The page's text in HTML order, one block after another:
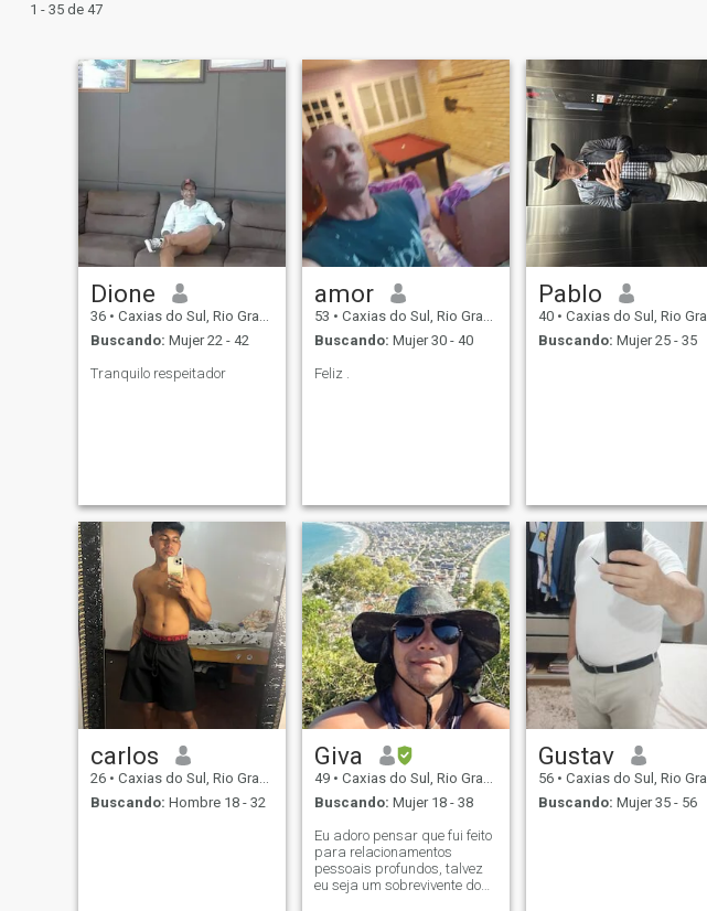
1 - 35 de 47
Dione
36 • Caxias do Sul, Rio Grande do Sul, Brasil
Buscando: Mujer 22 - 42
Tranquilo respeitador
amor
53 • Caxias do Sul, Rio Grande do Sul, Brasil
Buscando: Mujer 30 - 40
Feliz .
Pablo
40 • Caxias do Sul, Rio Grande do Sul, Brasil
Buscando: Mujer 25 - 35
carlos
26 • Caxias do Sul, Rio Grande do Sul, Brasil
Buscando: Hombre 18 - 32
Giva
49 • Caxias do Sul, Rio Grande do Sul, Brasil
Buscando: Mujer 18 - 38
Eu adoro pensar que fui feito
para relacionamentos
pessoais profundos, talvez
eu seja um sobrevivente do
Gustav
56 • Caxias do Sul, Rio Grande do Sul, Brasil
Buscando: Mujer 35 - 56